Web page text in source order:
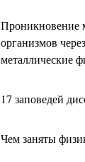
Проникновение
организмов
металлические
17 заповедей
Чем заняты